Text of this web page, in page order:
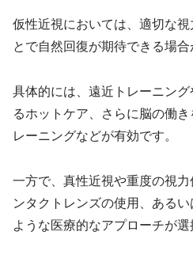
仮性近視においては、適切な
とで自然回復が期待できる場合
具体的には、遠近トレーニン
るホットケア、さらに脳の働
レーニングなどが有効です。
一方で、真性近視や重度の視
ンタクトレンズの使用、ある
ような医療的なアプローチが選